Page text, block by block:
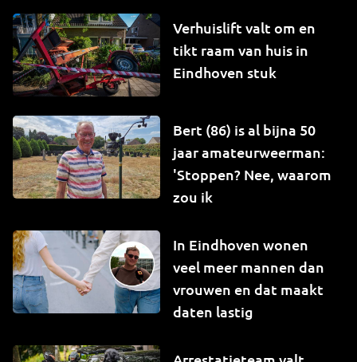
Verhuislift valt om en
tikt raam van huis in
Eindhoven stuk
Bert (86) is al bijna 50
jaar amateurweerman:
'Stoppen? Nee, waarom
zou ik
In Eindhoven wonen
veel meer mannen dan
vrouwen en dat maakt
daten lastig